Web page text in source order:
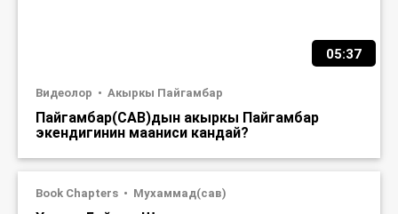
05:37
Видеолор Акыркы Пайгамбар
Пайгамбар(САВ)дын акыркы Пайгамбар
экендигинин мааниси кандай?
Book Chapters Мухаммад(сав)